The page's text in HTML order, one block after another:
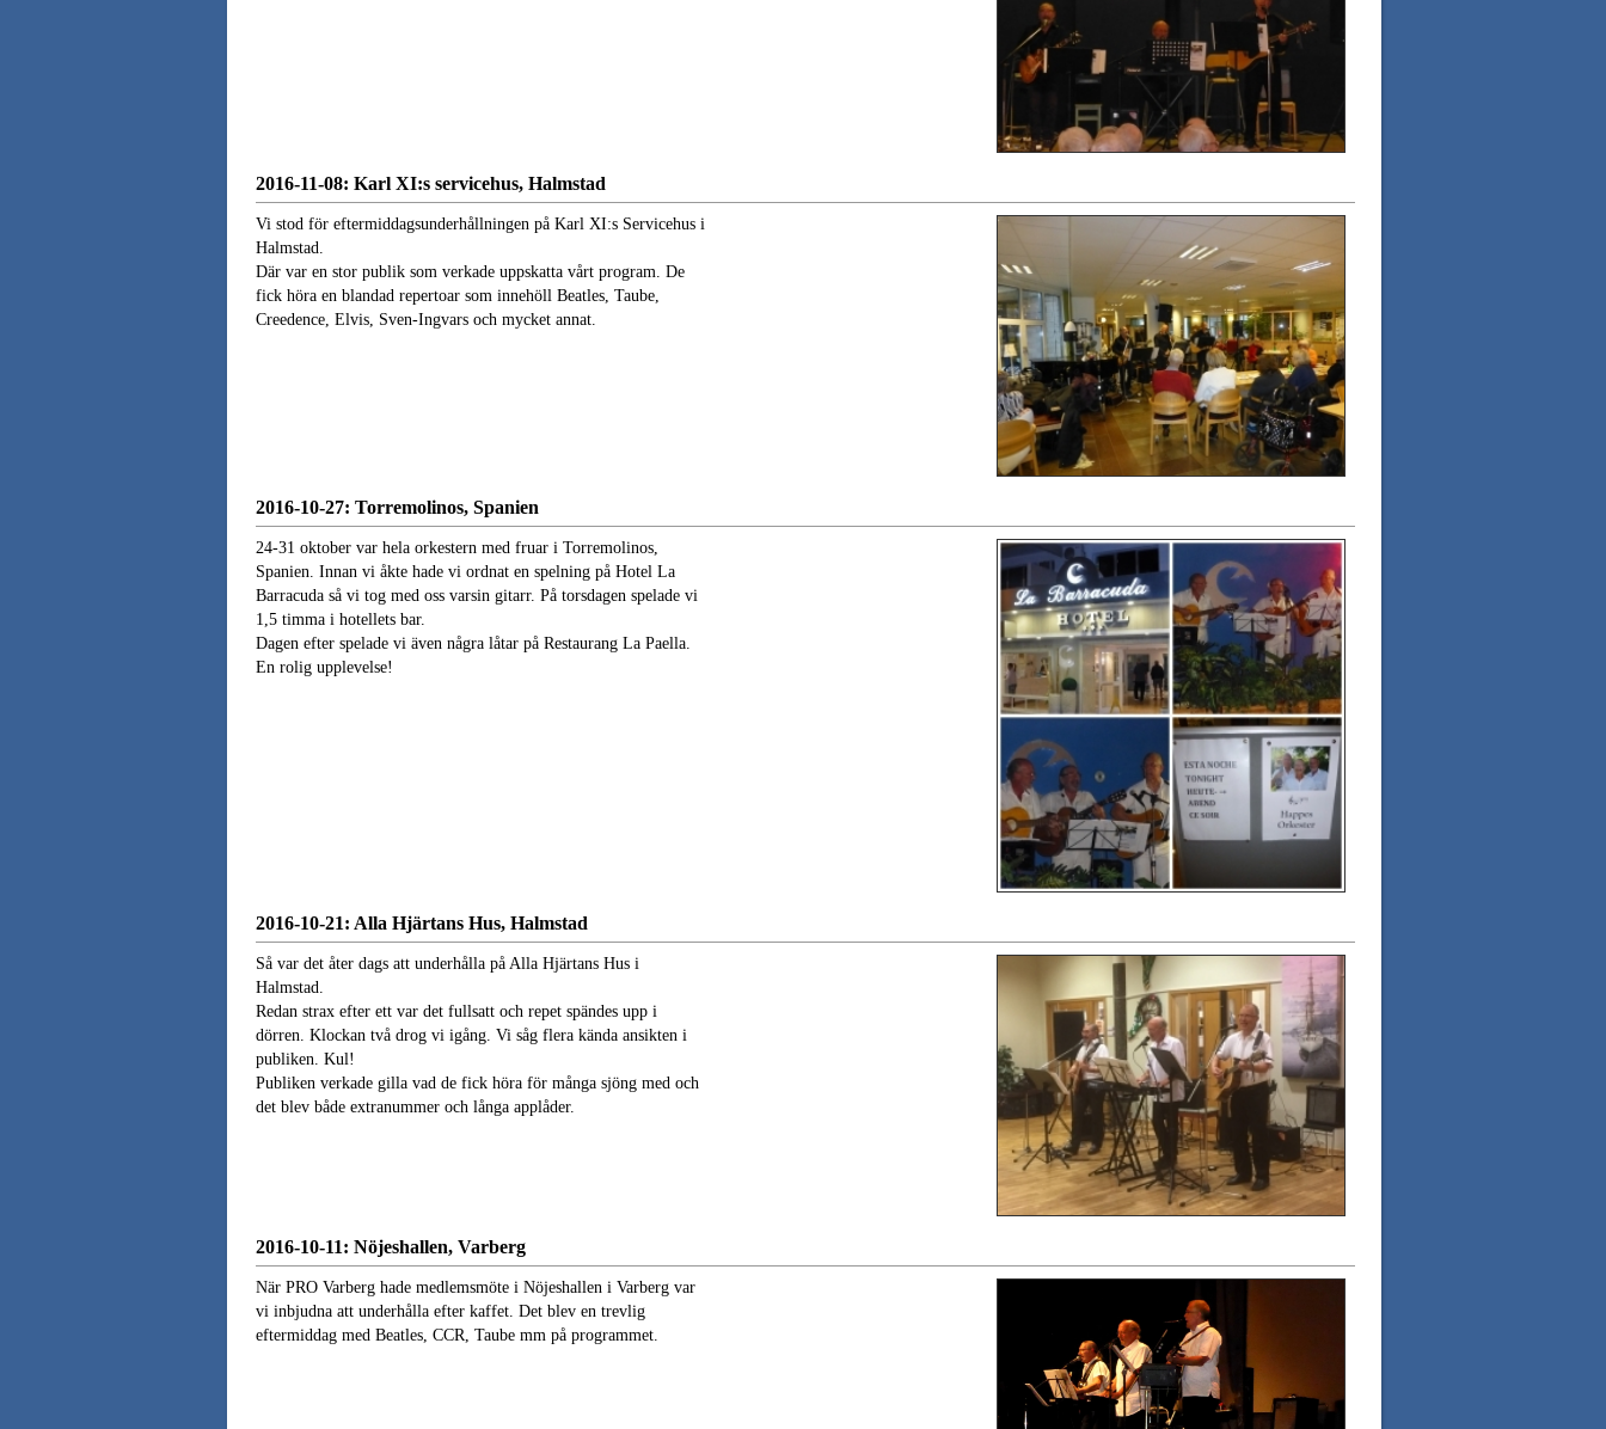
2016-11-08: Karl XI:s servicehus, Halmstad
Vi stod för eftermiddagsunderhållningen på Karl XI:s Servicehus i
Halmstad.
Där var en stor publik som verkade uppskatta vårt program. De
fick höra en blandad repertoar som innehöll Beatles, Taube,
Creedence, Elvis, Sven-Ingvars och mycket annat.
2016-10-27: Torremolinos, Spanien
24-31 oktober var hela orkestern med fruar i Torremolinos,
Spanien. Innan vi åkte hade vi ordnat en spelning på Hotel La
Barracuda så vi tog med oss varsin gitarr. På torsdagen spelade vi
1,5 timma i hotellets bar.
Dagen efter spelade vi även några låtar på Restaurang La Paella.
En rolig upplevelse!
2016-10-21: Alla Hjärtans Hus, Halmstad
Så var det åter dags att underhålla på Alla Hjärtans Hus i
Halmstad.
Redan strax efter ett var det fullsatt och repet spändes upp i
dörren. Klockan två drog vi igång. Vi såg flera kända ansikten i
publiken. Kul!
Publiken verkade gilla vad de fick höra för många sjöng med och
det blev både extranummer och långa applåder.
2016-10-11: Nöjeshallen, Varberg
När PRO Varberg hade medlemsmöte i Nöjeshallen i Varberg var
vi inbjudna att underhålla efter kaffet. Det blev en trevlig
eftermiddag med Beatles, CCR, Taube mm på programmet.